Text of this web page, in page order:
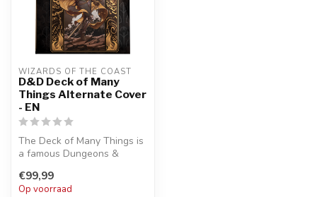
WIZARDS OF THE COAST
D&D Deck of Many
Things Alternate Cover
- EN
The Deck of Many Things is
a famous Dungeons &
effects ...
€99,99
Op voorraad